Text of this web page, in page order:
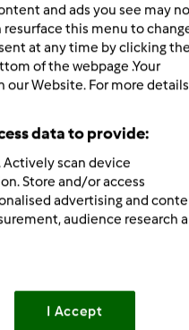
d%C5%BCem-wielo-
d%C5%BCem-z-cukini-
444246
d%C5%BCem-dyniowo-
d%C5%BCem-cukinia-
d%C5%BCem-
and ads you see may
resurface this menu to
at any time by clicking
of the webpage .Your
Website. For more
data to provide:
Actively scan device
Store and/or access
advertising and
audience research
I Accept